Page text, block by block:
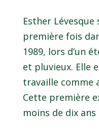
Esther
première fois
1989, lors d’un
et pluvieux. Elle
travaille comme
Cette première
moins de dix